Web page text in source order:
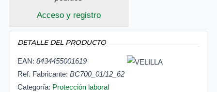
Acceso y registro
DETALLE DEL PRODUCTO
EAN: 8434455001619
Ref. Fabricante: BC700_01/12_62
Categoría: Protección laboral